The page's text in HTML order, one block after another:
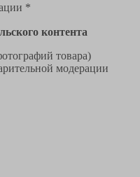
*
контента
товара)
модерации